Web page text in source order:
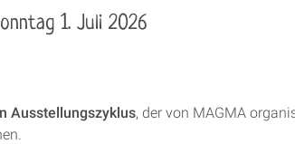
1. Juli 2026
Ausstellungszyklus, der von MAGMA